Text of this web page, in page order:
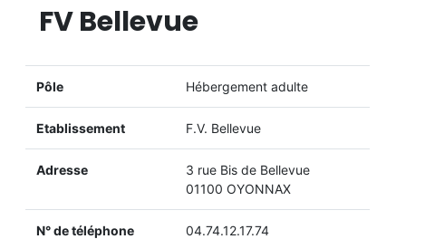
FV Bellevue
Pôle Hébergement adulte
Etablissement F.V. Bellevue
Adresse
3 rue Bis de Bellevue
01100 OYONNAX
N° de téléphone 04.74.12.17.74